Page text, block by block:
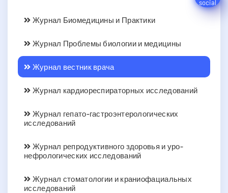
Журнал Биомедицины и Практики
Журнал Проблемы биологии и медицины
Журнал вестник врача
Журнал кардиореспираторных исследований
Журнал гепато-гастроэнтерологических
исследований
Журнал репродуктивного здоровья и уро-
нефрологических исследований
Журнал стоматологии и краниофациальных
исследований